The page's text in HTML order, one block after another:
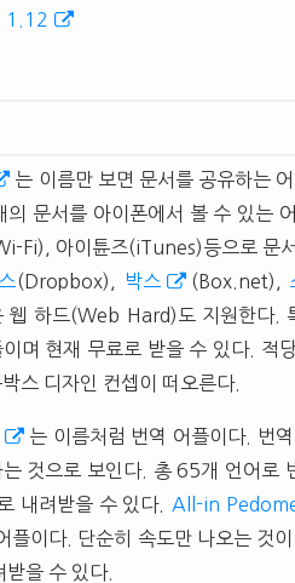
1.12
는 이름만 보면 문서를 공유하는
의 문서를 아이폰에서 볼 수 있는
Fi), 아이튠즈(iTunes)등으로 문
(Dropbox), 박스 (Box.net),
웹 하드(Web Hard)도 지원한다.
며 현재 무료로 받을 수 있다. 적
스 디자인 컨셉이 떠오른다.
는 이름처럼 번역 어플이다. 번
는 것으로 보인다. 총 65개 언어로
내려받을 수 있다.
All-in
플이다. 단순히 속도만 나오는 것
을 수 있다.